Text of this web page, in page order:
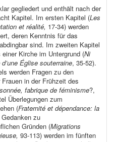
gegliedert und enthält nach der
Kapitel. Im ersten Kapitel (Les
et réalité, 17-34) werden
deren Kenntnis für das
sind. Im zweiten Kapitel
Kirche im Untergrund (Ni
Église souterraine, 35-52).
werden Fragen zu den
in der Frühzeit des
fabrique de féminisme?,
Überlegungen zum
(Fraternité et dépendance: la
zu
Gründen (Migrations
93-113) werden im fünften